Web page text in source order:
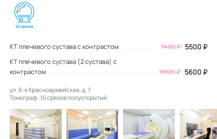
КТ плечевого сустава с контрастом 7400₽ 5500 ₽
КТ плечевого сустава (2 сустава) с
контрастом
9800 ₽ 5600 ₽
ул. 6-я Красноармейская, д. 7.
Томограф: 16 срезов полуоткрытый